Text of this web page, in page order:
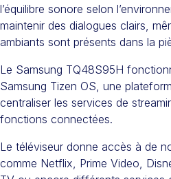
l’équilibre sonore selon
maintenir des dialogues clairs,
ambiants sont présents dans la
Le Samsung TQ48S95H
Samsung Tizen OS, une
centraliser les services de
fonctions connectées.
Le téléviseur donne accès à de
comme Netflix, Prime Video,